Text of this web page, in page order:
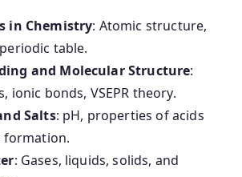
in Chemistry: Atomic structure,
table.
and Molecular Structure:
ionic bonds, VSEPR theory.
Salts: pH, properties of acids
formation.
: Gases, liquids, solids, and